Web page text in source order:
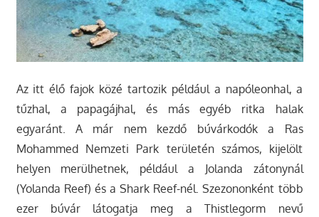
Az itt élő fajok közé tartozik például a napóleonhal, a
tűzhal, a papagájhal, és más egyéb ritka halak
egyaránt. A már nem kezdő búvárkodók a Ras
Mohammed Nemzeti Park területén számos, kijelölt
helyen merülhetnek, például a Jolanda zátonynál
(Yolanda Reef) és a Shark Reef-nél. Szezononként több
ezer búvár látogatja meg a Thistlegorm nevű